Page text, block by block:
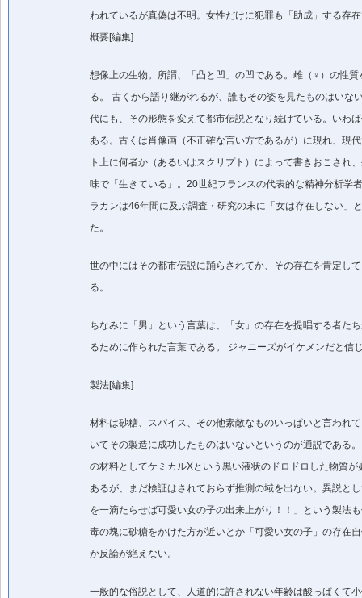
われているが真偽は不明。女性だけに犯罪も「助成」する存
概要[編集]
想像上の生物。所謂、「凸と凹」の凹である。雌（♀）の性質
る。 古くから語り継がれるが、誰もその姿を見たものはいな
代にも、その形態を変えて都市伝説となり続けている。いわ
ある。古くは肖像画（不正確な言い方であるが）に現れ、現
ト上に何者か（あるいはスクリプト）によって書きおこされ
味で「生きている」。20世紀フランスの代表的な精神分析学
ラカンは46年間に及ぶ調査・研究の末に「女は存在しない」
た。
世の中にはその都市伝説に踊らされてか、その存在を肯定し
る。
ちなみに「男」という言葉は、「女」の存在を提唱する者た
るために作られた言葉である。 ジャニーズがイケメンだと信
製法[編集]
材料は砂糖、スパイス、その他素敵なものいっぱいと言われ
いてその製造に成功したものはいないというのが通説である
の材料としてケミカルXという黒い液状のドロドロした物質が
あるが、まだ検証はされておらず推測の域を出ない。異説と
を一滴たらせば可愛い女の子の出来上がり！！」という製法
毒の塊に砂糖をかけた方が近いとか「可愛い女の子」の存在
か反論が絶えない。
一般的な俗説として、人道的に許されない年齢は酸っぱくて